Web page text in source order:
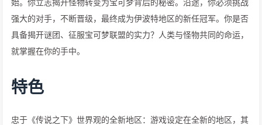
始。你立志揭开怪物转变为宝可梦背后的秘密。沿途，你必须挑战
强大的对手，不断晋级，最终成为伊波特地区的新任冠军。你是否
具备揭开谜团、征服宝可梦联盟的实力？人类与怪物共同的命运，
就掌握在你的手中。
特色
忠于《传说之下》世界观的全新地区：游戏设定在全新的地区，其